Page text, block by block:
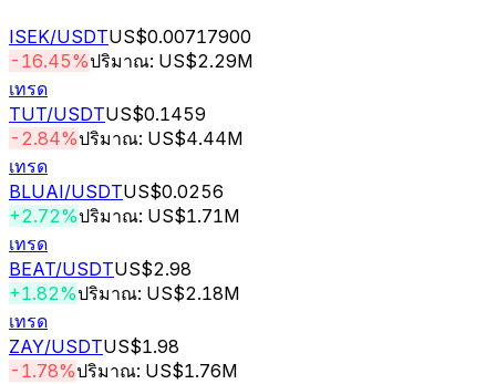
ISEK/USDTUS$0.00717900
-16.45%ปริมาณ: US$2.29M
เทรด
TUT/USDTUS$0.1459
-2.84%ปริมาณ: US$4.44M
เทรด
BLUAI/USDTUS$0.0256
+2.72%ปริมาณ: US$1.71M
เทรด
BEAT/USDTUS$2.98
+1.82%ปริมาณ: US$2.18M
เทรด
ZAY/USDTUS$1.98
-1.78%ปริมาณ: US$1.76M